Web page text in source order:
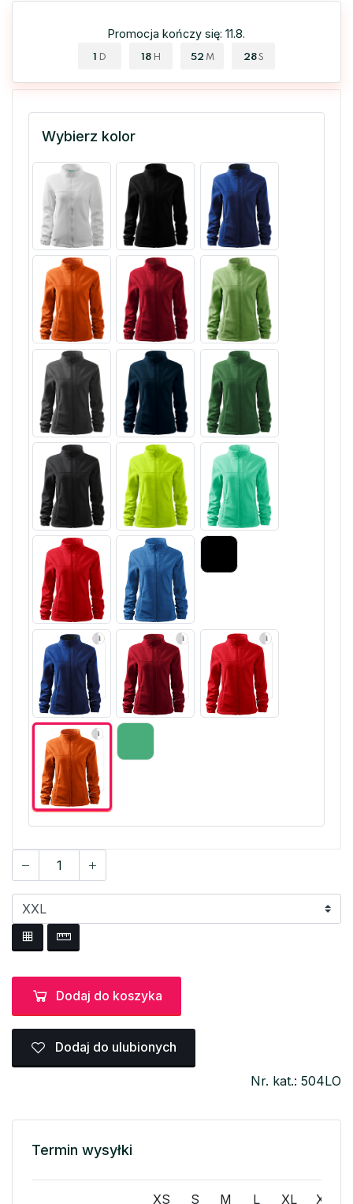
Promocja kończy się: 11.8.
1 D 18 H 52 M 28 S
Wybierz kolor
Dodaj do koszyka
Dodaj do ulubionych
Nr. kat.: 504LO
Termin wysyłki
XS S M L XL XXL